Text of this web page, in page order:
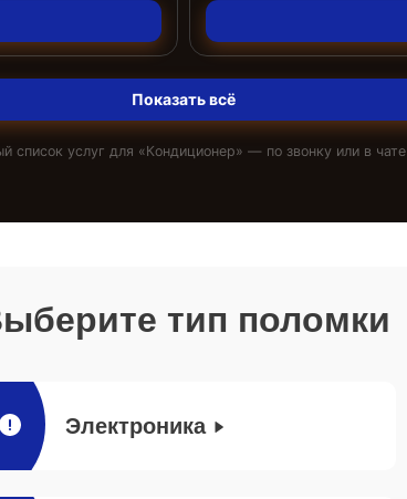
Показать всё
список услуг для «Кондиционер» — по звонку или в чате
тип поломки
Электроника